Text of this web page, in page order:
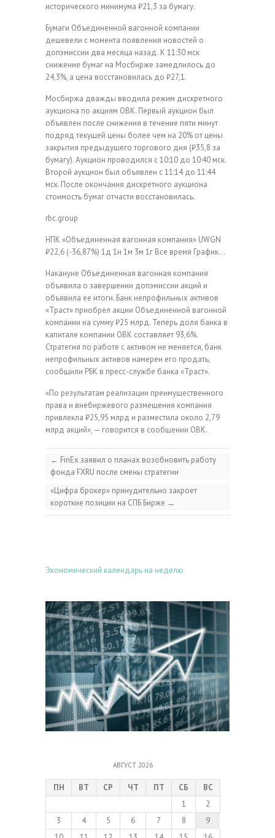
исторического минимума ₽21,3 за бумагу.
Бумаги Объединенной вагонной компании
дешевели с момента появления новостей о
допэмиссии два месяца назад. К 11:30 мск
снижение бумаг на Мосбирже замедлилось до
24,3%, а цена восстановилась до ₽27,1.
Мосбиржа дважды вводила режим дискретного
аукциона по акциям ОВК. Первый аукцион был
объявлен после снижения в течение пяти минут
подряд текущей цены более чем на 20% от цены
закрытия предыдущего торгового дня (₽35,8 за
бумагу). Аукцион проводился с 10:10 до 10:40 мск.
Второй аукцион был объявлен с 11:14 до 11:44
мск. После окончания дискретного аукциона
стоимость бумаг отчасти восстановилась.
rbc.group
НПК «Объединенная вагонная компания» UWGN
₽22,6 (-36,87%) 1д 1н 1м 3м 1г Все время График…
Накануне Объединенная вагонная компания
объявила о завершении допэмиссии акций и
объявила ее итоги. Банк непрофильных активов
«Траст» приобрел акции Объединенной вагонной
компании на сумму ₽25 млрд. Теперь доля банка в
капитале компании ОВК составляет 93,6%.
Стратегия по работе с активом не меняется, банк
непрофильных активов намерен его продать,
сообщили РБК в пресс-службе банка «Траст».
«По результатам реализации преимущественного
права и внебиржевого размещения компания
привлекла ₽25,95 млрд и разместила около 2,79
млрд акций», — говорится в сообщении ОВК.
← FinEx заявил о планах возобновить работу
фонда FXRU после смены стратегии
«Цифра брокер» принудительно закроет
короткие позиции на СПБ Бирже →
Экономический календарь на неделю
АВГУСТ 2026
ПН ВТ СР ЧТ ПТ СБ
ВС
1
2
3
4 5 6 7 8
9